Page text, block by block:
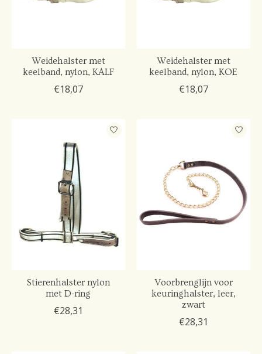
Weidehalster met
keelband, nylon, KALF
€18,07
Weidehalster met
keelband, nylon, KOE
€18,07
Stierenhalster nylon
met D-ring
€28,31
Voorbrenglijn voor
keuringhalster, leer,
zwart
€28,31